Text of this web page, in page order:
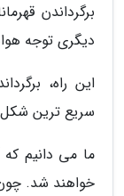
برگرداندن
دیگری توجه
این راه،
سریع ترین
ما می دانیم